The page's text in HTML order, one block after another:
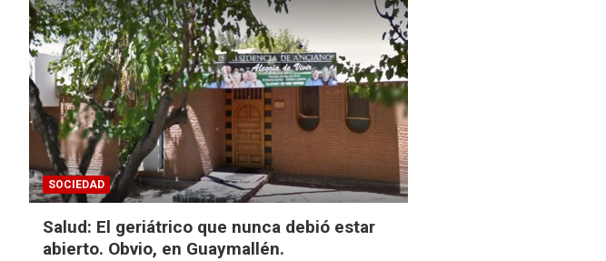
SOCIEDAD
Salud: El geriátrico que nunca debió estar
abierto. Obvio, en Guaymallén.